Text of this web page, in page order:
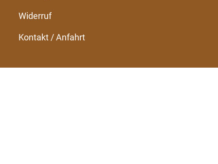
Widerruf
Kontakt / Anfahrt